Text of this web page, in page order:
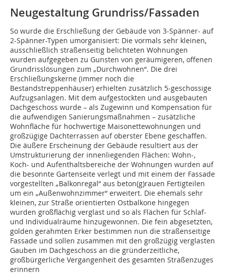
Neugestaltung Grundriss/Fassaden
So wurde die Erschließung der Gebäude von 3-Spänner- auf
2-Spänner-Typen umorganisiert: Die vormals sehr kleinen,
ausschließlich straßenseitig belichteten Wohnungen
wurden aufgegeben zu Gunsten von geräumigeren, offenen
Grundrisslösungen zum „Durchwohnen“. Die drei
Erschließungskerne (immer noch die
Bestandstreppenhäuser) erhielten zusätzlich 5-geschossige
Aufzugsanlagen. Mit dem aufgestockten und ausgebauten
Dachgeschoss wurde – als Zugewinn und Kompensation für
die aufwendigen Sanierungsmaßnahmen – zusätzliche
Wohnfläche für hochwertige Maisonettewohnungen und
großzügige Dachterrassen auf oberster Ebene geschaffen.
Die äußere Erscheinung der Gebäude resultiert aus der
Umstrukturierung der innenliegenden Flächen: Wohn-,
Koch- und Aufenthaltsbereiche der Wohnungen wurden auf
die besonnte Gartenseite verlegt und mit einem der Fassade
vorgestellten „Balkonregal“ aus beton(g)rauen Fertigteilen
um ein „Außenwohnzimmer“ erweitert. Die ehemals sehr
kleinen, zur Straße orientierten Ostbalkone hingegen
wurden großflächig verglast und so als Flächen für Schlaf-
und Individualräume hinzugewonnen. Die fein abgesetzten,
golden gerahmten Erker bestimmen nun die straßenseitige
Fassade und sollen zusammen mit den großzügig verglasten
Gauben im Dachgeschoss an die gründerzeitliche,
großbürgerliche Vergangenheit des gesamten Straßenzuges
erinnern